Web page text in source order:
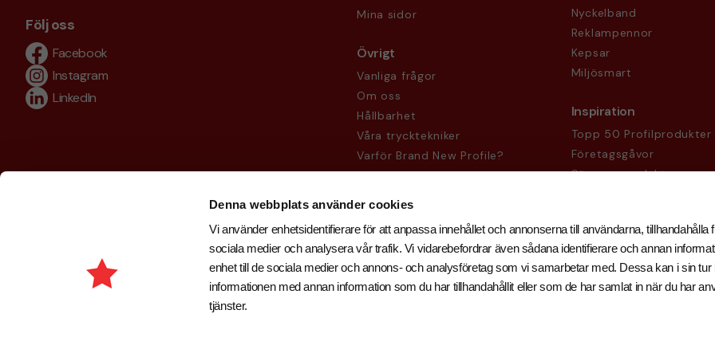
Denna webbplats använder cookies
Vi använder enhetsidentifierare för att anpassa innehållet och annonserna till användarna, tillhandahålla
sociala medier och analysera vår trafik. Vi vidarebefordrar även sådana identifierare och annan
enhet till de sociala medier och annons- och analysföretag som vi samarbetar med. Dessa kan i sin tur
informationen med annan information som du har tillhandahållit eller som de har samlat in när du har
tjänster.
Följ oss
Facebook
Instagram
LinkedIn
Mina sidor
Övrigt
Vanliga frågor
Om oss
Hållbarhet
Våra trycktekniker
Varför Brand New Profile?
Köpvillkor
Nyckelband
Reklampennor
Kepsar
Miljösmart
Inspiration
Topp 50 Profilprodukter
Företagsgåvor
Säsongsprodukter